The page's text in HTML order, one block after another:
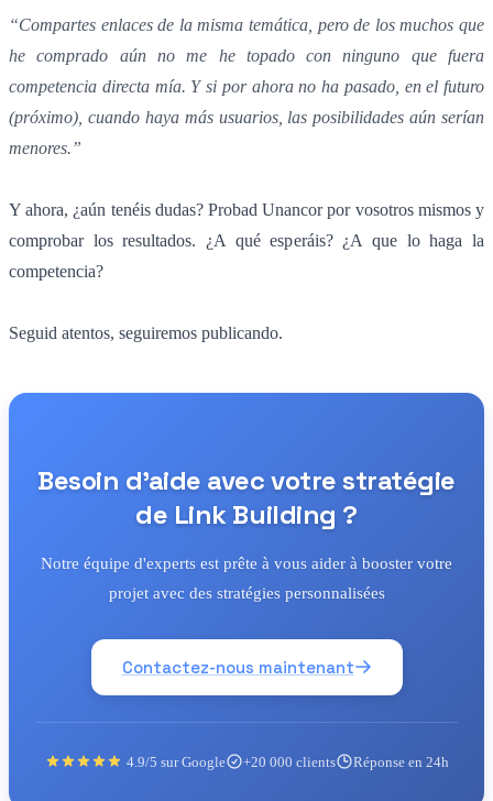
“Compartes enlaces de la misma temática, pero de los muchos que
he comprado aún no me he topado con ninguno que fuera
competencia directa mía. Y si por ahora no ha pasado, en el futuro
(próximo), cuando haya más usuarios, las posibilidades aún serían
menores.”
Y ahora, ¿aún tenéis dudas? Probad Unancor por vosotros mismos y
comprobar los resultados. ¿A qué esperáis? ¿A que lo haga la
competencia?
Seguid atentos, seguiremos publicando.
Besoin d'aide avec votre stratégie
de Link Building ?
Notre équipe d'experts est prête à vous aider à booster votre
projet avec des stratégies personnalisées
Contactez-nous maintenant
4.9/5 sur Google +20 000 clients Réponse en 24h